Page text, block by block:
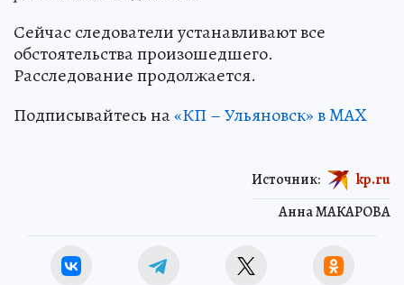
Сейчас следователи устанавливают все
обстоятельства произошедшего.
Расследование продолжается.
Подписывайтесь на«КП – Ульяновск» в MAX
Анна МАКАРОВА
Источник: kp.ru